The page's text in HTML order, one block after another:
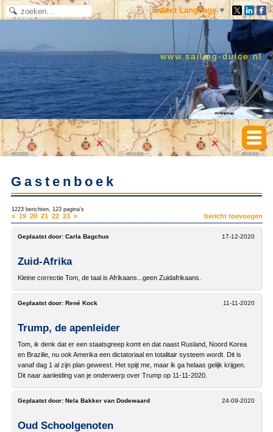
Select Language ▼
www.sailing-dulce.nl
Gastenboek
1223 berichten, 123 pagina's
bericht toevoegen
« 19 20 21 22 23 »
17-12-2020
Geplaatst door: Carla Bagchus
Zuid-Afrika
Kleine correctie Tom, de taal is Afrikaans...geen Zuidafrikaans.
11-11-2020
Geplaatst door: René Kock
Trump, de apenleider
Tom, ik denk dat er een staatsgreep komt en dat naast Rusland, Noord Korea
en Brazilie, nu ook Amerika een dictatoriaal en totalitair systeem wordt. Dit is
vanaf dag 1 al zijn plan geweest. Het spijt me, maar ik ga helaas gelijk krijgen.
Dit naar aanleiding van je onderwerp over Trump op 11-11-2020.
24-09-2020
Geplaatst door: Nela Bakker van Dodewaard
Oud Schoolgenoten